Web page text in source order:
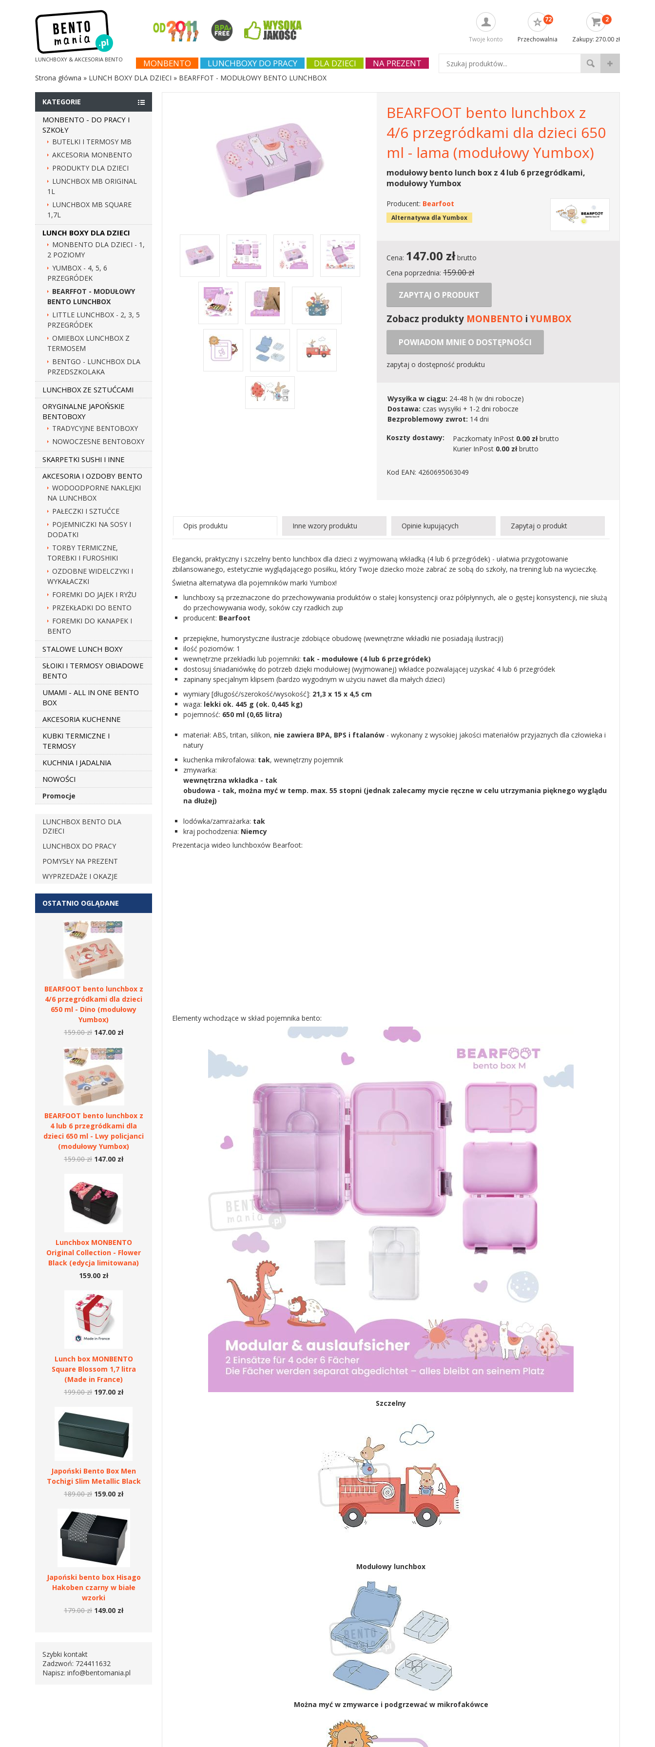
LUNCHBOXY & AKCESORIA BENTO
Twoje konto
72
Przechowalnia
2
Zakupy: 270.00 zł
MONBENTO LUNCHBOXY DO PRACY DLA DZIECI NA PREZENT
Strona główna » LUNCH BOXY DLA DZIECI » BEARFFOT - MODUŁOWY BENTO LUNCHBOX
KATEGORIE
MONBENTO - DO PRACY I
SZKOŁY
BUTELKI I TERMOSY MB
AKCESORIA MONBENTO
PRODUKTY DLA DZIECI
LUNCHBOX MB ORIGINAL
1L
LUNCHBOX MB SQUARE
1,7L
LUNCH BOXY DLA DZIECI
MONBENTO DLA DZIECI - 1,
2 POZIOMY
YUMBOX - 4, 5, 6
PRZEGRÓDEK
BEARFFOT - MODUŁOWY
BENTO LUNCHBOX
LITTLE LUNCHBOX - 2, 3, 5
PRZEGRÓDEK
OMIEBOX LUNCHBOX Z
TERMOSEM
BENTGO - LUNCHBOX DLA
PRZEDSZKOLAKA
LUNCHBOX ZE SZTUĆCAMI
ORYGINALNE JAPOŃSKIE
BENTOBOXY
TRADYCYJNE BENTOBOXY
NOWOCZESNE BENTOBOXY
SKARPETKI SUSHI I INNE
AKCESORIA I OZDOBY BENTO
WODOODPORNE NAKLEJKI
NA LUNCHBOX
PAŁECZKI I SZTUĆCE
POJEMNICZKI NA SOSY I
DODATKI
TORBY TERMICZNE,
TOREBKI I FUROSHIKI
OZDOBNE WIDELCZYKI I
WYKAŁACZKI
FOREMKI DO JAJEK I RYŻU
PRZEKŁADKI DO BENTO
FOREMKI DO KANAPEK I
BENTO
STALOWE LUNCH BOXY
SŁOIKI I TERMOSY OBIADOWE
BENTO
UMAMI - ALL IN ONE BENTO
BOX
AKCESORIA KUCHENNE
KUBKI TERMICZNE I
TERMOSY
KUCHNIA I JADALNIA
NOWOŚCI
Promocje
LUNCHBOX BENTO DLA
DZIECI
LUNCHBOX DO PRACY
POMYSŁY NA PREZENT
WYPRZEDAŻE I OKAZJE
BEARFOOT bento lunchbox z
4/6 przegródkami dla dzieci 650
ml - lama (modułowy Yumbox)
modułowy bento lunch box z 4 lub 6 przegródkami,
modułowy Yumbox
Producent: Bearfoot
Alternatywa dla Yumbox
Cena: 147.00 złbrutto
Cena poprzednia: 159.00 zł
ZAPYTAJ O PRODUKT
Zobacz produkty MONBENTO iYUMBOX
POWIADOM MNIE O DOSTĘPNOŚCI
zapytaj o dostępność produktu
Wysyłka w ciągu: 24-48 h (w dni robocze)
Dostawa: czas wysyłki + 1-2 dni robocze
Bezproblemowy zwrot: 14 dni
Koszty dostawy:
Paczkomaty InPost 0.00 złbrutto
Kurier InPost 0.00 złbrutto
Kod EAN: 4260695063049
Opis produktu Inne wzory produktu Opinie kupujących Zapytaj o produkt
Elegancki, praktyczny i szczelny bento lunchbox dla dzieci z wyjmowaną wkładką (4 lub 6 przegródek) - ułatwia przygotowanie
zbilansowanego, estetycznie wyglądającego posiłku, który Twoje dziecko może zabrać ze sobą do szkoły, na trening lub na wycieczkę.
Świetna alternatywa dla pojemników marki Yumbox!
lunchboxy są przeznaczone do przechowywania produktów o stałej konsystencji oraz półpłynnych, ale o gęstej konsystencji, nie służą
do przechowywania wody, soków czy rzadkich zup
producent: Bearfoot
przepiękne, humorystyczne ilustracje zdobiące obudowę (wewnętrzne wkładki nie posiadają ilustracji)
ilość poziomów: 1
wewnętrzne przekładki lub pojemniki: tak - modułowe (4 lub 6 przegródek)
dostosuj śniadaniówkę do potrzeb dzięki modułowej (wyjmowanej) wkładce pozwalającej uzyskać 4 lub 6 przegródek
zapinany specjalnym klipsem (bardzo wygodnym w użyciu nawet dla małych dzieci)
wymiary [długość/szerokość/wysokość]: 21,3 x 15 x 4,5 cm
waga: lekki ok. 445 g (ok. 0,445 kg)
pojemność: 650 ml (0,65 litra)
materiał: ABS, tritan, silikon, nie zawiera BPA, BPS i ftalanów - wykonany z wysokiej jakości materiałów przyjaznych dla człowieka i
natury
kuchenka mikrofalowa: tak, wewnętrzny pojemnik
zmywarka:
wewnętrzna wkładka - tak
obudowa - tak, można myć w temp. max. 55 stopni (jednak zalecamy mycie ręczne w celu utrzymania pięknego wyglądu
na dłużej)
lodówka/zamrażarka: tak
kraj pochodzenia: Niemcy
Prezentacja wideo lunchboxów Bearfoot:
Elementy wchodzące w skład pojemnika bento:
Szczelny
Modułowy lunchbox
Można myć w zmywarce i podgrzewać w mikrofakówce
OSTATNIO OGLĄDANE
BEARFOOT bento lunchbox z
4/6 przegródkami dla dzieci
650 ml - Dino (modułowy
Yumbox)
159.00 zł 147.00 zł
BEARFOOT bento lunchbox z
4 lub 6 przegródkami dla
dzieci 650 ml - Lwy policjanci
(modułowy Yumbox)
159.00 zł 147.00 zł
Lunchbox MONBENTO
Original Collection - Flower
Black (edycja limitowana)
159.00 zł
Lunch box MONBENTO
Square Blossom 1,7 litra
(Made in France)
199.00 zł 197.00 zł
Japoński Bento Box Men
Tochigi Slim Metallic Black
189.00 zł 159.00 zł
Japoński bento box Hisago
Hakoben czarny w białe
wzorki
179.00 zł 149.00 zł
Szybki kontakt
Zadzwoń: 724411632
Napisz: info@bentomania.pl